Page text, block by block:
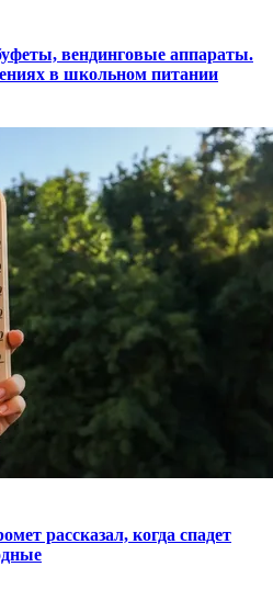
вендинговые аппараты.
в школьном питании
рассказал, когда спадет